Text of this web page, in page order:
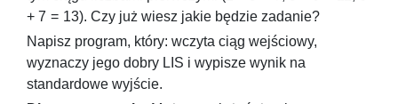
+ 7 = 13). Czy już wiesz jakie będzie zadanie?
Napisz program, który: wczyta ciąg wejściowy,
wyznaczy jego dobry LIS i wypisze wynik na
standardowe wyjście.